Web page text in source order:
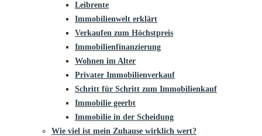
Leibrente
Immobilienwelt erklärt
Verkaufen zum Höchstpreis
Immobilienfinanzierung
Wohnen im Alter
Privater Immobilienverkauf
Schritt für Schritt zum Immobilienkauf
Immobilie geerbt
Immobilie in der Scheidung
Wie viel ist mein Zuhause wirklich wert?